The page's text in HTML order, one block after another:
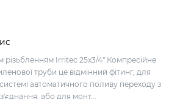
різьбленням Irritec 25х3/4" Компресійне
труби це відмінний фітинг, для
системі автоматичного поливу переходу з
або для монт...